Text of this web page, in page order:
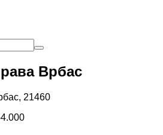
Врбас
21460